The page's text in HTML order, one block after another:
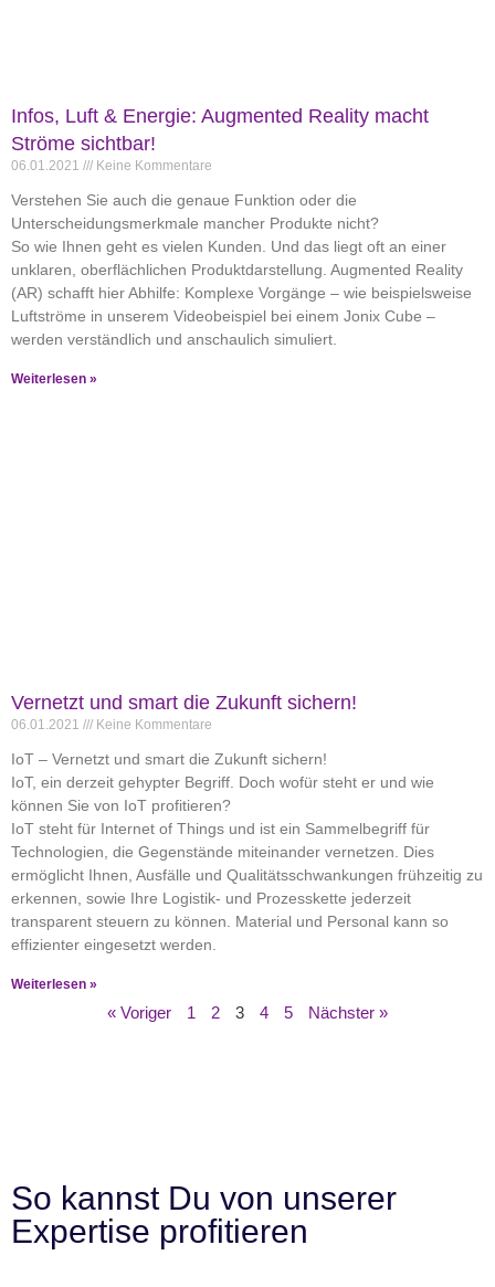
Infos, Luft & Energie: Augmented Reality macht
Ströme sichtbar!
06.01.2021 Keine Kommentare
Verstehen Sie auch die genaue Funktion oder die
Unterscheidungsmerkmale mancher Produkte nicht?
So wie Ihnen geht es vielen Kunden. Und das liegt oft an einer
unklaren, oberflächlichen Produktdarstellung. Augmented Reality
(AR) schafft hier Abhilfe: Komplexe Vorgänge – wie beispielsweise
Luftströme in unserem Videobeispiel bei einem Jonix Cube –
werden verständlich und anschaulich simuliert.
Weiterlesen »
Vernetzt und smart die Zukunft sichern!
06.01.2021 Keine Kommentare
IoT – Vernetzt und smart die Zukunft sichern!
IoT, ein derzeit gehypter Begriff. Doch wofür steht er und wie
können Sie von IoT profitieren?
IoT steht für Internet of Things und ist ein Sammelbegriff für
Technologien, die Gegenstände miteinander vernetzen. Dies
ermöglicht Ihnen, Ausfälle und Qualitätsschwankungen frühzeitig zu
erkennen, sowie Ihre Logistik- und Prozesskette jederzeit
transparent steuern zu können. Material und Personal kann so
effizienter eingesetzt werden.
Weiterlesen »
« Voriger 1 2 3 4 5 Nächster »
So kannst Du von unserer
Expertise profitieren